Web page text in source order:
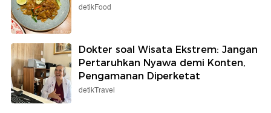
detikFood
Dokter soal Wisata Ekstrem: Jangan
Pertaruhkan Nyawa demi Konten,
Pengamanan Diperketat
detikTravel